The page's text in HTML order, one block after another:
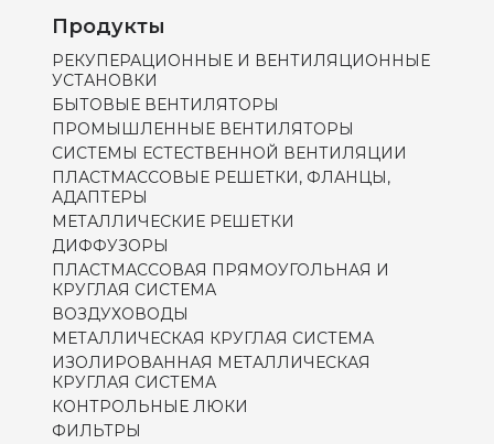
Продукты
РЕКУПЕРАЦИОННЫЕ И ВЕНТИЛЯЦИОННЫЕ
УСТАНОВКИ
БЫТОВЫЕ ВЕНТИЛЯТОРЫ
ПРОМЫШЛЕННЫЕ ВЕНТИЛЯТОРЫ
СИСТЕМЫ ЕСТЕСТВЕННОЙ ВЕНТИЛЯЦИИ
ПЛАСТМАССОВЫЕ РЕШЕТКИ, ФЛАНЦЫ,
АДАПТЕРЫ
МЕТАЛЛИЧЕСКИЕ РЕШЕТКИ
ДИФФУЗОРЫ
ПЛАСТМАССОВАЯ ПРЯМОУГОЛЬНАЯ И
КРУГЛАЯ СИСТЕМА
ВОЗДУХОВОДЫ
МЕТАЛЛИЧЕСКАЯ КРУГЛАЯ СИСТЕМА
ИЗОЛИРОВАННАЯ МЕТАЛЛИЧЕСКАЯ
КРУГЛАЯ СИСТЕМА
КОНТРОЛЬНЫЕ ЛЮКИ
ФИЛЬТРЫ